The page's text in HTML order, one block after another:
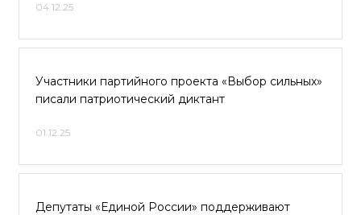
04.12.25
Участники партийного проекта «Выбор сильных»
писали патриотический диктант
01.12.25
Депутаты «Единой России» поддерживают